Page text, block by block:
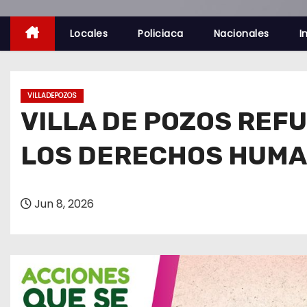
Locales Policiaca Nacionales
VILLADEPOZOS
VILLA DE POZOS
LOS DERECHOS
Jun 8, 2026